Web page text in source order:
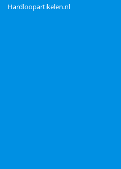
Hardloopartikelen.nl